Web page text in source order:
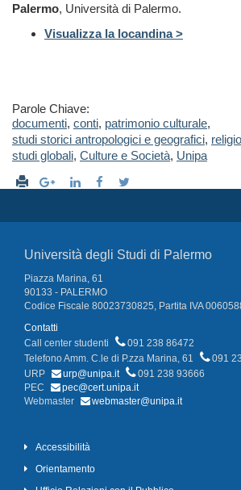
Palermo, Università di Palermo.
Visualizza la locandina >
Parole Chiave:
documenti, conti, patrimonio culturale,
studi storici antropologici e geografici,
studi globali, Culture e Società, Unipa
Università degli Studi di Palermo
Piazza Marina, 61
90133 - PALERMO
Codice Fiscale 80023730825, Partita IVA
Contatti
Call center studenti
091 238 86472
Telefono Amm. C.le di P.zza Marina, 61
091
URP
urp@unipa.it
091 238 93666
PEC
pec@cert.unipa.it
Webmaster
webmaster@unipa.it
Accessibilità
Orientamento